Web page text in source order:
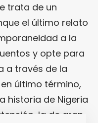
trata de un
el último relato
a la
y opte para
a través de la
último término,
historia de Nigeria
la de gran